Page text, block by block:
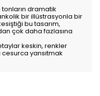
dramatik
bir illüstrasyonla bir
bu tasarım,
çok daha fazlasına
keskin, renkler
cesurca yansıtmak